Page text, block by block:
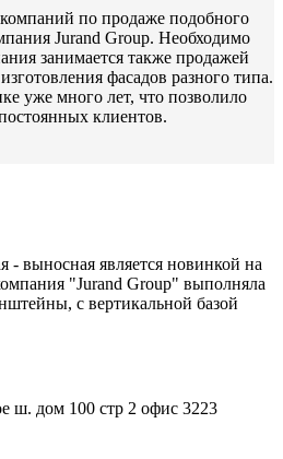
по продаже подобного
Jurand Group. Необходимо
занимается также продажей
фасадов разного типа.
уже много лет, что позволило
клиентов.
- выносная является новинкой на
"Jurand Group" выполняла
с вертикальной базой
ш. дом 100 стр 2 офис 3223